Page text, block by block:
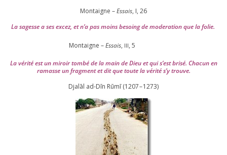
Montaigne –Essais, I, 26
La sagesse a ses excez, et n’a pas moins besoing de mode­ra­tion que la folie.
Montaigne –Essais, III, 5
La véri­té est un miroir tom­bé de la main de Dieu et qui s’est bri­sé. Chacun en
ramasse un frag­ment et dit que toute la véri­té s’y trouve.
Djalāl ad-Dīn Rūmī (1207–1273)